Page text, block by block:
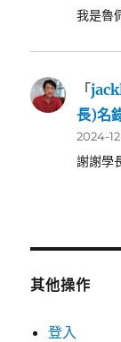
我是魯
「
長)名
2024-
謝謝學
其他操作
登入